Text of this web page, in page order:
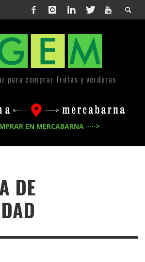
para comprar frutas y verduras
EN MERCABARNA ·····>
DE